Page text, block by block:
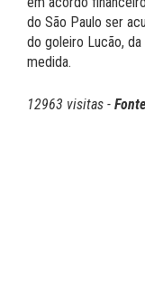
do São Paulo ser
do goleiro Lucão,
medida.
12963 visitas -